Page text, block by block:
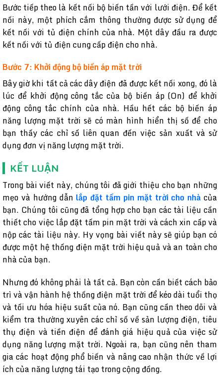
Bước tiếp theo là kết nối bộ biến tần với lưới điện. Để kết
nối này, một phích cắm thông thường được sử dụng để
kết nối với tủ điện chính của nhà. Một dây đầu ra được
kết nối với tủ điện cung cấp điện cho nhà.
Bước 7: Khởi động bộ biến áp mặt trời
Bây giờ khi tất cả các dây điện đã được kết nối xong, đó là
lúc để khởi động công tắc của bộ biến áp (On) để khởi
động công tắc chính của nhà. Hầu hết các bộ biến áp
năng lượng mặt trời sẽ có màn hình hiển thị số để cho
bạn thấy các chỉ số liên quan đến việc sản xuất và sử
dụng đơn vị năng lượng mặt trời.
KẾT LUẬN
Trong bài viết này, chúng tôi đã giới thiệu cho bạn những
mẹo và hướng dẫn lắp đặt tấm pin mặt trời cho nhà của
bạn. Chúng tôi cũng đã tổng hợp cho bạn các tài liệu cần
thiết cho việc lắp đặt tấm pin mặt trời và cách xin cấp và
nộp các tài liệu này. Hy vọng bài viết này sẽ giúp bạn có
được một hệ thống điện mặt trời hiệu quả và an toàn cho
nhà của bạn.
Nhưng đó không phải là tất cả. Bạn còn cần biết cách bảo
trì và vận hành hệ thống điện mặt trời để kéo dài tuổi thọ
và tối ưu hóa hiệu suất của nó. Bạn cũng cần theo dõi và
kiểm tra thường xuyên các chỉ số về sản lượng điện, tiêu
thụ điện và tiền điện để đánh giá hiệu quả của việc sử
dụng năng lượng mặt trời. Ngoài ra, bạn cũng nên tham
gia các hoạt động phổ biến và nâng cao nhận thức về lợi
ích của năng lượng tái tạo trong cộng đồng.